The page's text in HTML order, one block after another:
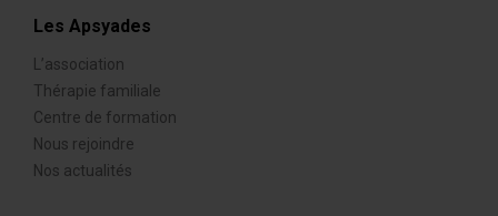
Les Apsyades
L’association
Thérapie familiale
Centre de formation
Nous rejoindre
Nos actualités